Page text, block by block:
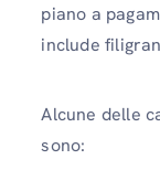
piano a
include
Alcune delle
sono: